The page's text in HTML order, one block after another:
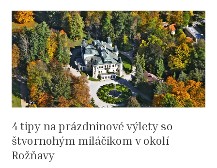
4 tipy na prázdninové výlety so
štvornohým miláčikom v okolí
Rožňavy
4
tipy
na
prázdninové
výlety
so
štvornohým
miláčikom
v
okolí
Rožňavy